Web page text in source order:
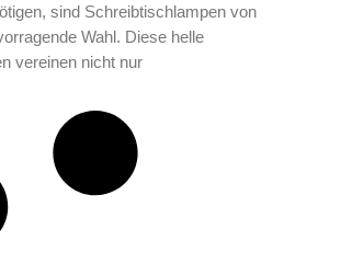
sind Schreibtischlampen von
Wahl. Diese helle
vereinen nicht nur